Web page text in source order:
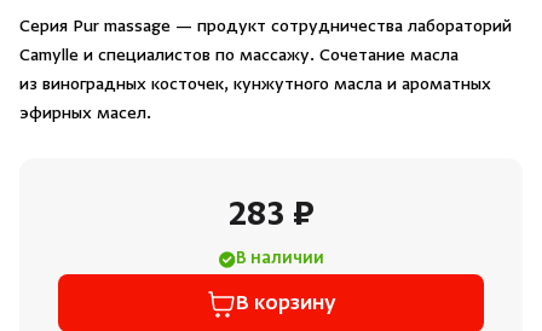
Душевые поддоны и системы слива
Интерьер
Пародушевые
Серия Pur massage — продукт сотрудничества лабораторий
Camylle и специалистов по массажу. Сочетание масла
из виноградных косточек, кунжутного масла и ароматных
эфирных масел.
283 ₽
В наличии
В корзину